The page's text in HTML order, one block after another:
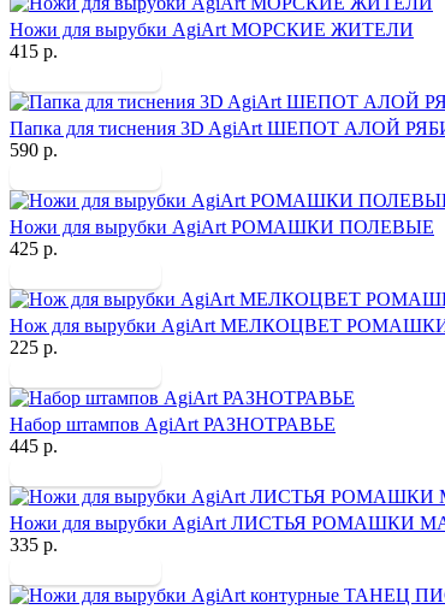
Ножи для вырубки AgiArt МОРСКИЕ ЖИТЕЛИ
415 р.
Папка для тиснения 3D AgiArt ШЕПОТ АЛОЙ
590 р.
Ножи для вырубки AgiArt РОМАШКИ ПОЛЕВЫЕ
425 р.
Нож для вырубки AgiArt МЕЛКОЦВЕТ
225 р.
Набор штампов AgiArt РАЗНОТРАВЬЕ
445 р.
Ножи для вырубки AgiArt ЛИСТЬЯ РОМАШКИ
335 р.